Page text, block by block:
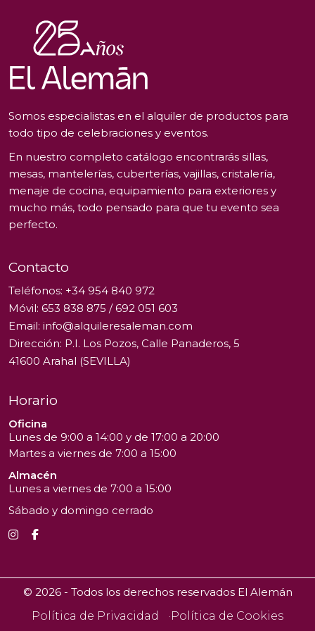
Somos especialistas en el alquiler de productos para
todo tipo de celebraciones y eventos.
En nuestro completo catálogo encontrarás sillas,
mesas, mantelerías, cuberterías, vajillas, cristalería,
menaje de cocina, equipamiento para exteriores y
mucho más, todo pensado para que tu evento sea
perfecto.
Contacto
Teléfonos: +34 954 840 972
Móvil: 653 838 875 /692 051 603
Email: info@alquileresaleman.com
Dirección: P.I. Los Pozos, Calle Panaderos, 5
41600 Arahal (SEVILLA)
Horario
Oficina
Lunes de 9:00 a 14:00 y de 17:00 a 20:00
Martes a viernes de 7:00 a 15:00
Almacén
Lunes a viernes de 7:00 a 15:00
Sábado y domingo cerrado
© 2026 - Todos los derechos reservados El Alemán
Política de Privacidad
Política de Cookies